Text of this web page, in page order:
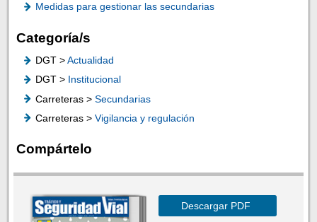
Medidas para gestionar las secundarias
Categoría/s
DGT >Actualidad
DGT > Institucional
Carreteras > Secundarias
Carreteras > Vigilancia y regulación
Compártelo
Descargar PDF